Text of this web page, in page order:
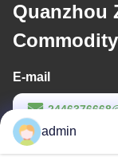
Quanzhou
E-mail
Werktijd
admin